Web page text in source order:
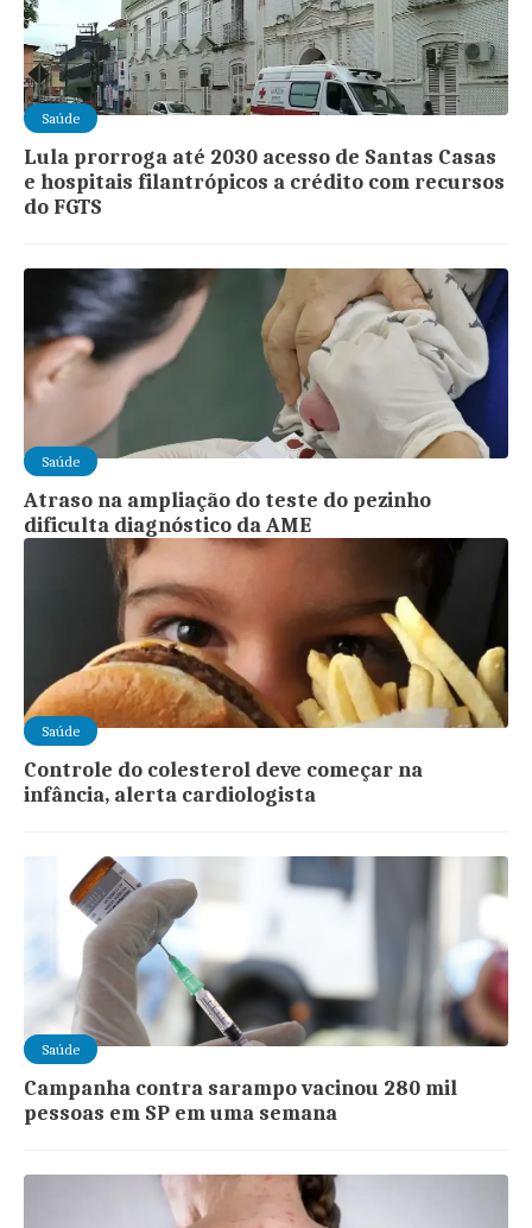
Saúde
Lula prorroga até 2030 acesso de Santas Casas
e hospitais filantrópicos a crédito com recursos
do FGTS
Saúde
Atraso na ampliação do teste do pezinho
dificulta diagnóstico da AME
Saúde
Controle do colesterol deve começar na
infância, alerta cardiologista
Saúde
Campanha contra sarampo vacinou 280 mil
pessoas em SP em uma semana